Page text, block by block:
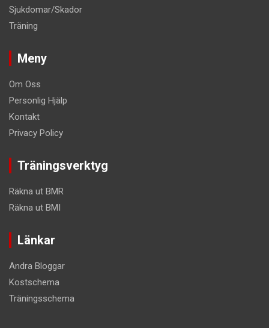
Sjukdomar/Skador
Träning
Meny
Om Oss
Personlig Hjälp
Kontakt
Privacy Policy
Träningsverktyg
Räkna ut BMR
Räkna ut BMI
Länkar
Andra Bloggar
Kostschema
Träningsschema